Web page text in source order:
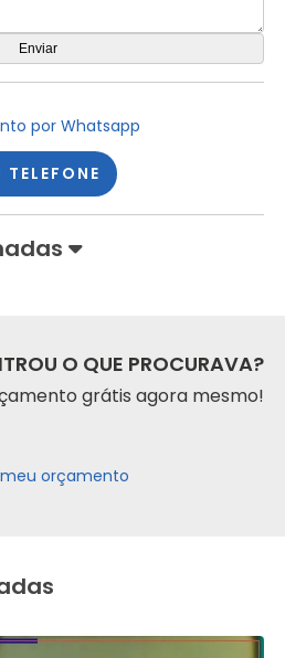
por Whatsapp
O QUE PROCURAVA?
grátis agora mesmo!
orçamento